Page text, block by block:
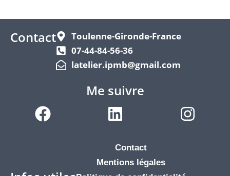
Contact
Toulenne-Gironde-France
07-44-84-56-36
latelier.ipmb@gmail.com
Me suivre
F
a
L
i
k
e
I
n
Contact
Mentions légales